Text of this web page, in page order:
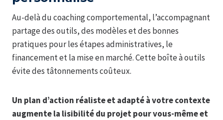
Au-delà du coaching comportemental, l’accompagnant
partage des outils, des modèles et des bonnes
pratiques pour les étapes administratives, le
financement et la mise en marché. Cette boîte à outils
évite des tâtonnements coûteux.
Un plan d’action réaliste et adapté à votre contexte
augmente la lisibilité du projet pour vous-même et